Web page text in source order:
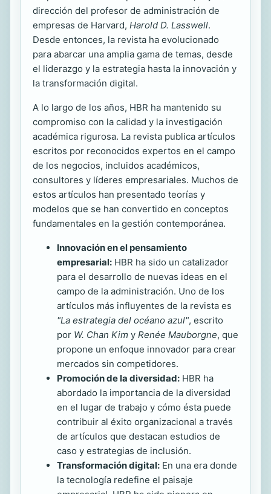
dirección del profesor de administración de
empresas de Harvard, Harold D. Lasswell.
Desde entonces, la revista ha evolucionado
para abarcar una amplia gama de temas, desde
el liderazgo y la estrategia hasta la innovación y
la transformación digital.
A lo largo de los años, HBR ha mantenido su
compromiso con la calidad y la investigación
académica rigurosa. La revista publica artículos
escritos por reconocidos expertos en el campo
de los negocios, incluidos académicos,
consultores y líderes empresariales. Muchos de
estos artículos han presentado teorías y
modelos que se han convertido en conceptos
fundamentales en la gestión contemporánea.
Innovación en el pensamiento
empresarial: HBR ha sido un catalizador
para el desarrollo de nuevas ideas en el
campo de la administración. Uno de los
artículos más influyentes de la revista es
"La estrategia del océano azul", escrito
por W. Chan Kim y Renée Mauborgne, que
propone un enfoque innovador para crear
mercados sin competidores.
Promoción de la diversidad: HBR ha
abordado la importancia de la diversidad
en el lugar de trabajo y cómo ésta puede
contribuir al éxito organizacional a través
de artículos que destacan estudios de
caso y estrategias de inclusión.
Transformación digital: En una era donde
la tecnología redefine el paisaje